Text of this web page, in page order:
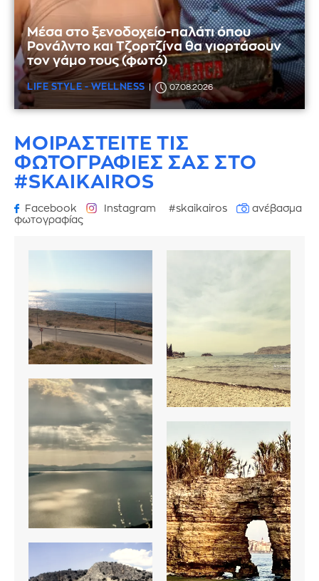
Μέσα στο ξενοδοχείο-παλάτι όπου
Ρονάλντο και Τζορτζίνα θα γιορτάσουν
τον γάμο τους (φωτό)
LIFE STYLE - WELLNESS 07.08.2026
ΜΟΙΡΑΣΤΕΙΤΕ ΤΙΣ
ΦΩΤΟΓΡΑΦΙΕΣ ΣΑΣ ΣΤΟ
#SKAIKAIROS
Facebook Instagram #skaikairos
ανέβασμα
φωτογραφίας